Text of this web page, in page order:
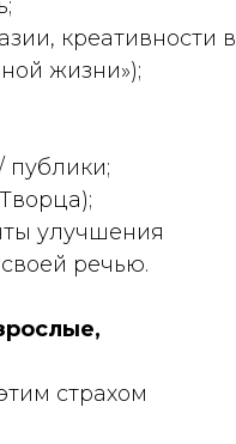
креативности в
жизни»);
публики;
улучшения
речью.
страхом